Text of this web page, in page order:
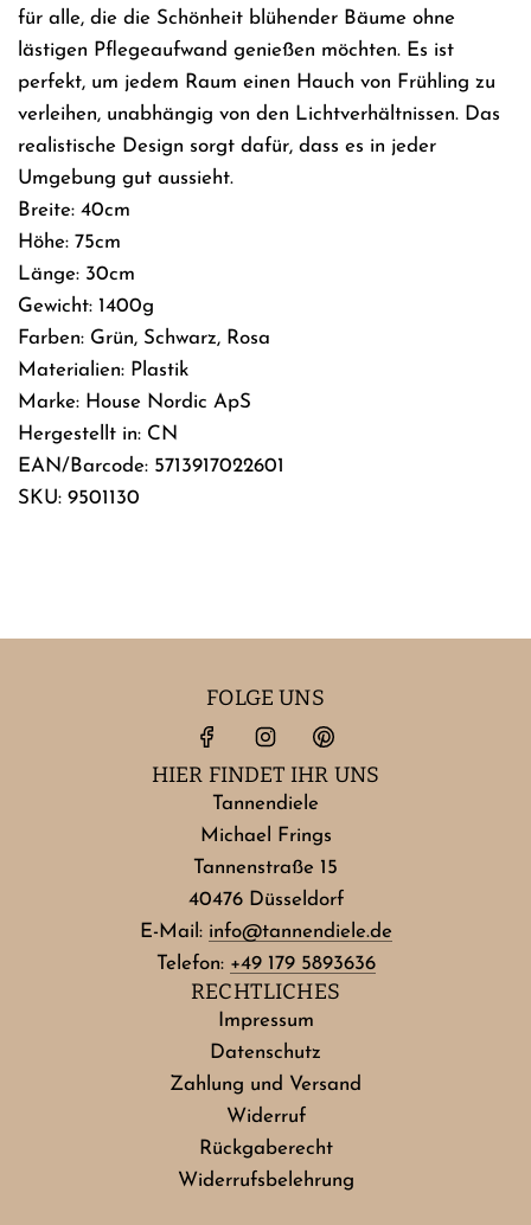
für alle, die die Schönheit blühender Bäume ohne
lästigen Pflegeaufwand genießen möchten. Es ist
perfekt, um jedem Raum einen Hauch von Frühling zu
verleihen, unabhängig von den Lichtverhältnissen. Das
realistische Design sorgt dafür, dass es in jeder
Umgebung gut aussieht.
Breite: 40cm
Höhe: 75cm
Länge: 30cm
Gewicht: 1400g
Farben: Grün, Schwarz, Rosa
Materialien: Plastik
Marke: House Nordic ApS
Hergestellt in: CN
EAN/Barcode: 5713917022601
SKU: 9501130
FOLGE UNS
HIER FINDET IHR UNS
Tannendiele
Michael Frings
Tannenstraße 15
40476 Düsseldorf
E-Mail: info@tannendiele.de
Telefon: +49 179 5893636
RECHTLICHES
Impressum
Datenschutz
Zahlung und Versand
Widerruf
Rückgaberecht
Widerrufsbelehrung